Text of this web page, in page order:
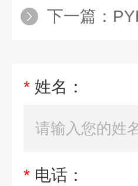
下一篇：
* 姓名：
* 电话：